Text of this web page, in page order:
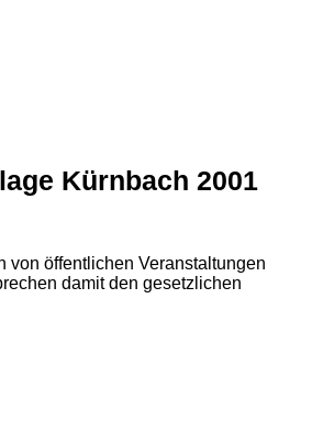
Kürnbach 2001
von öffentlichen Veranstaltungen
damit den gesetzlichen